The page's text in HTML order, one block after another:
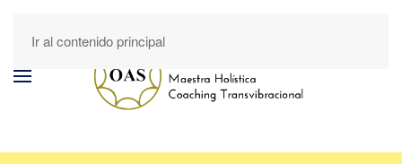
Ir al contenido principal